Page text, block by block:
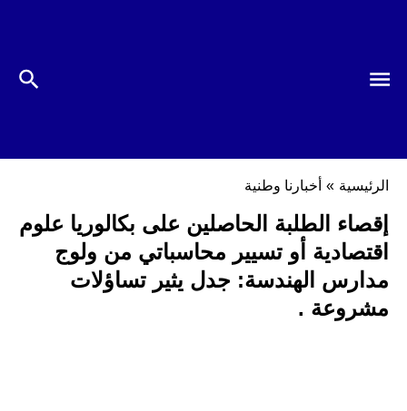
الرئيسية » أخبارنا وطنية
إقصاء الطلبة الحاصلين على بكالوريا علوم
اقتصادية أو تسيير محاسباتي من ولوج
مدارس الهندسة: جدل يثير تساؤلات
مشروعة .